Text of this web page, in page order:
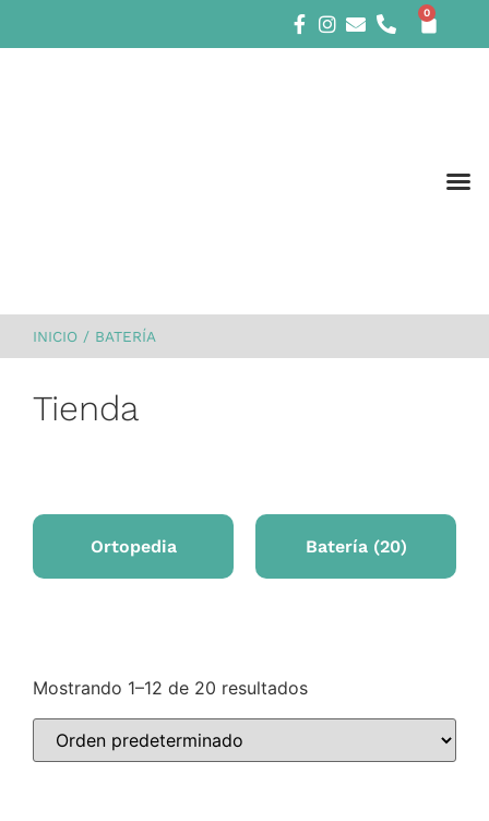
0
INICIO / BATERÍA
Tienda
Ortopedia Batería (20)
Mostrando 1–12 de 20 resultados